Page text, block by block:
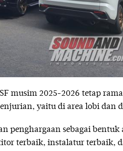
musim 2025-2026 tetap
yaitu di area lobi dan
penghargaan sebagai bentuk
terbaik, instalatur terbaik,